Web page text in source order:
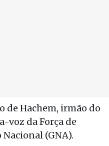
de Hachem, irmão do
voz da Força de
(GNA).